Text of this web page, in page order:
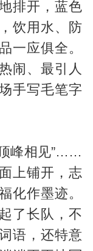
排开，蓝色
饮用水、防
一应俱全。
闹、最引人
手写毛笔字
顶峰相见”……
上铺开，志
化作墨迹。
了长队，不
语，还特意